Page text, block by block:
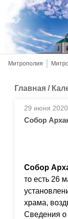
Митрополия
Главная /
29 июня 2020
Собор
Собор
то есть 26
храма,
Сведения о